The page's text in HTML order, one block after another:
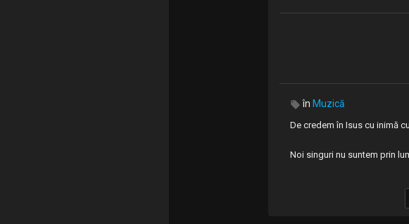
în Muzică
⁣De credem în Isus cu inimă
Noi singuri nu suntem prin